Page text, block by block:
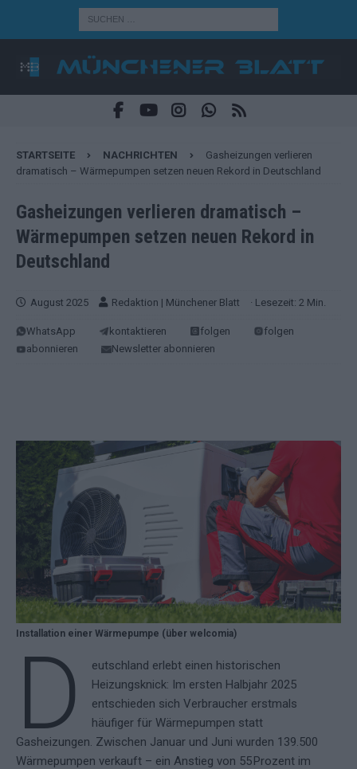
STARTSEITE NACHRICHTEN
Gasheizungen verlieren
dramatisch – Wärmepumpen setzen neuen Rekord in Deutschland
Gasheizungen verlieren dramatisch –
Wärmepumpen setzen neuen Rekord in
Deutschland
August 2025 Redaktion | Münchener Blatt · Lesezeit: 2 Min.
WhatsApp kontaktieren folgen
folgen
abonnieren
Newsletter abonnieren
Installation einer Wärmepumpe (über welcomia)
D
eutschland erlebt einen historischen
Heizungsknick: Im ersten Halbjahr 2025
entschieden sich Verbraucher erstmals
häufiger für Wärmepumpen statt
Gasheizungen. Zwischen Januar und Juni wurden 139.500
Wärmepumpen verkauft – ein Anstieg von 55 Prozent im